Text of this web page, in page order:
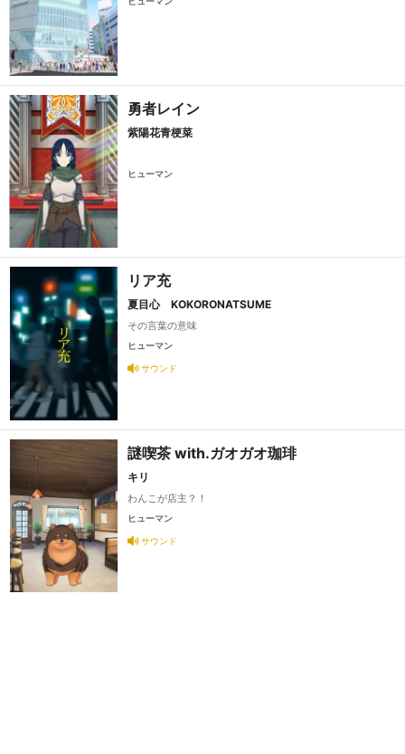
勇者レイン
紫陽花青梗菜
ヒューマン
リア充
夏目心 KOKORONATSUME
その言葉の意味
ヒューマン
サウンド
謎喫茶 with.ガオガオ珈琲
キリ
わんこが店主？！
ヒューマン
サウンド